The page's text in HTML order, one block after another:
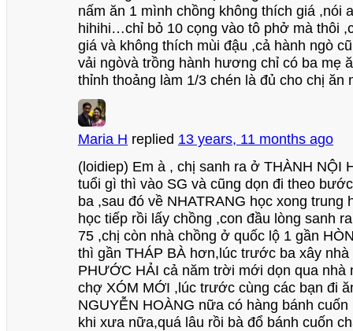
nấm ăn 1 mình chồng không thích giá ,nói
hihihi…chỉ bỏ 10 cọng vào tô phở mà thôi
giá và không thích mùi đậu ,cả hành ngò
vải ngòvà trồng hành hương chỉ có ba mẹ
thỉnh thoảng làm 1/3 chén là đủ cho chị ăn
Maria H replied 13 years, 11 months ago
(loidiep) Em à , chị sanh ra ở THÀNH NỘI
tuổi gì thì vào SG và cũng dọn đi theo
ba ,sau đó về NHATRANG học xong trung
học tiếp rồi lấy chồng ,con đầu lòng sanh
75 ,chị còn nhà chồng ở quốc lộ 1 gần
thì gần THÁP BÀ hơn,lúc trước ba xây
PHƯỚC HẢI cả năm trời mới dọn qua nhà
chợ XÓM MỚI ,lúc trước cùng các bạn đi
NGUYỄN HOÀNG nữa có hàng bánh
khi xưa nữa,quá lâu rồi bà đổ bánh cuốn